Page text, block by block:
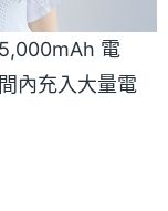
電
內充入大量電